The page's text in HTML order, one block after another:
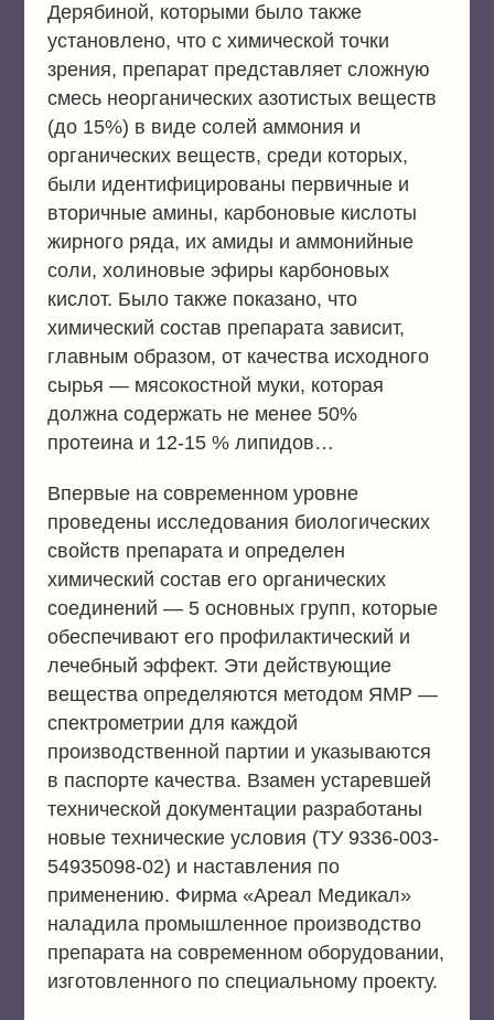
Дерябиной, которыми было также
установлено, что с химической точки
зрения, препарат представляет сложную
смесь неорганических азотистых веществ
(до 15%) в виде солей аммония и
органических веществ, среди которых,
были идентифицированы первичные и
вторичные амины, карбоновые кислоты
жирного ряда, их амиды и аммонийные
соли, холиновые эфиры карбоновых
кислот. Было также показано, что
химический состав препарата зависит,
главным образом, от качества исходного
сырья — мясокостной муки, которая
должна содержать не менее 50%
протеина и 12-15 % липидов…
Впервые на современном уровне
проведены исследования биологических
свойств препарата и определен
химический состав его органических
соединений — 5 основных групп, которые
обеспечивают его профилактический и
лечебный эффект. Эти действующие
вещества определяются методом ЯМР —
спектрометрии для каждой
производственной партии и указываются
в паспорте качества. Взамен устаревшей
технической документации разработаны
новые технические условия (ТУ 9336-003-
54935098-02) и наставления по
применению. Фирма «Ареал Медикал»
наладила промышленное производство
препарата на современном оборудовании,
изготовленного по специальному проекту.